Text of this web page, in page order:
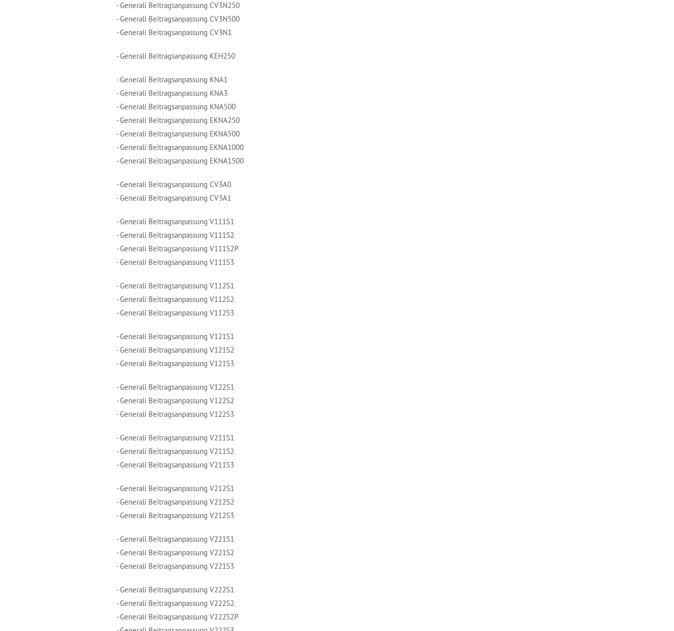
- Generali Beitragsanpassung CV3N250
- Generali Beitragsanpassung CV3N500
- Generali Beitragsanpassung CV3N1
- Generali Beitragsanpassung KEH250
- Generali Beitragsanpassung KNA1
- Generali Beitragsanpassung KNA3
- Generali Beitragsanpassung KNA500
- Generali Beitragsanpassung EKNA250
- Generali Beitragsanpassung EKNA500
- Generali Beitragsanpassung EKNA1000
- Generali Beitragsanpassung EKNA1500
- Generali Beitragsanpassung CV3A0
- Generali Beitragsanpassung CV3A1
- Generali Beitragsanpassung V111S1
- Generali Beitragsanpassung V111S2
- Generali Beitragsanpassung V111S2P
- Generali Beitragsanpassung V111S3
- Generali Beitragsanpassung V112S1
- Generali Beitragsanpassung V112S2
- Generali Beitragsanpassung V112S3
- Generali Beitragsanpassung V121S1
- Generali Beitragsanpassung V121S2
- Generali Beitragsanpassung V121S3
- Generali Beitragsanpassung V122S1
- Generali Beitragsanpassung V122S2
- Generali Beitragsanpassung V122S3
- Generali Beitragsanpassung V211S1
- Generali Beitragsanpassung V211S2
- Generali Beitragsanpassung V211S3
- Generali Beitragsanpassung V212S1
- Generali Beitragsanpassung V212S2
- Generali Beitragsanpassung V212S3
- Generali Beitragsanpassung V221S1
- Generali Beitragsanpassung V221S2
- Generali Beitragsanpassung V221S3
- Generali Beitragsanpassung V222S1
- Generali Beitragsanpassung V222S2
- Generali Beitragsanpassung V222S2P